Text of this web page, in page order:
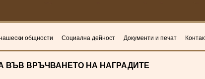
общности Социална дейност Документи и печат
ВЪВ ВРЪЧВАНЕТО НА НАГРАДИТЕ